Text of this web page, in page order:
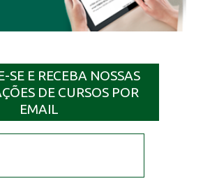
SE E RECEBA NOSSAS
DE CURSOS POR
EMAIL